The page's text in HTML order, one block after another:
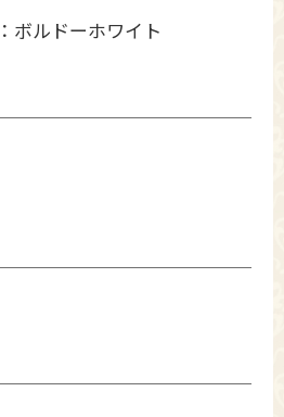
ボルドーホワイト